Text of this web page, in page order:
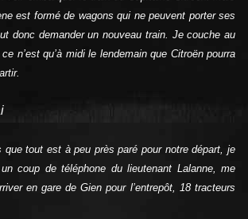
est formé de wagons qui ne peuvent porter ses
donc demander un nouveau train. Je couche au
n’est qu’à midi le lendemain que Citroën pourra
que tout est à peu près paré pour notre départ, je
coup de téléphone du lieutenant Lalanne, me
en gare de Gien pour l’entrepôt, 18 tracteurs